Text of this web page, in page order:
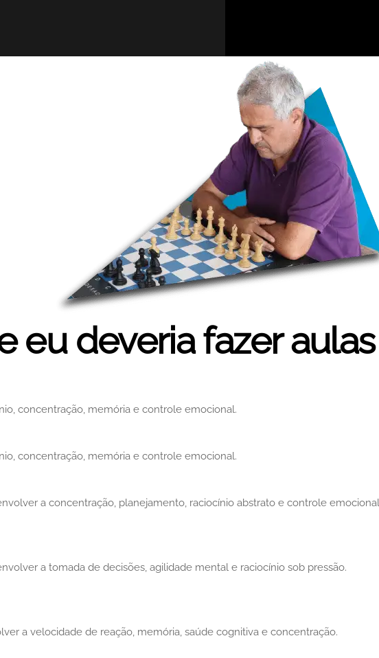
eu deveria fazer
concentração, memória e controle emocional.
concentração, memória e controle emocional.
a concentração, planejamento, raciocínio abstrato e controle
a tomada de decisões, agilidade mental e raciocínio sob pressão.
a velocidade de reação, memória, saúde cognitiva e concentração.